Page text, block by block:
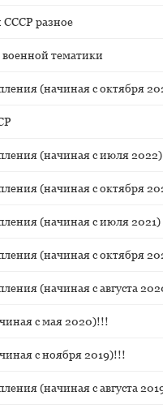
разное
тематики
(начиная с октября
(начиная с июля 2022)
(начиная с октября
(начиная с июля 2021)
(начиная с октября
(начиная с августа
с мая 2020)!!!
с ноября 2019)!!!
(начиная с августа